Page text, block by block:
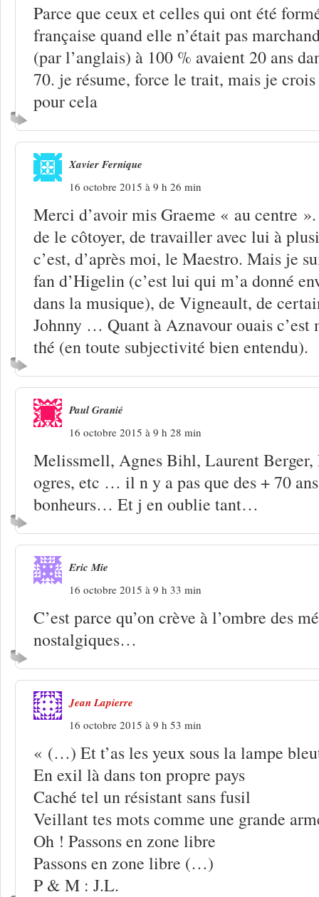
Parce que ceux et celles qui ont été
française quand elle n’était pas
(par l’anglais) à 100 % avaient 20 ans
70. je résume, force le trait, mais je crois
pour cela
Xavier Fernique
16 octobre 2015 à 9 h 26 min
Merci d’avoir mis Graeme « au centre ».
de le côtoyer, de travailler avec lui à
c’est, d’après moi, le Maestro. Mais je
fan d’Higelin (c’est lui qui m’a donné
dans la musique), de Vigneault, de
Johnny … Quant à Aznavour ouais c’est
thé (en toute subjectivité bien entendu).
Paul Granié
16 octobre 2015 à 9 h 28 min
Melissmell, Agnes Bihl, Laurent
ogres, etc … il n y a pas que des + 70
bonheurs… Et j en oublie tant…
Eric Mie
16 octobre 2015 à 9 h 33 min
C’est parce qu’on crève à l’ombre des
nostalgiques…
Jean Lapierre
16 octobre 2015 à 9 h 53 min
« (…) Et t’as les yeux sous la lampe
En exil là dans ton propre pays
Caché tel un résistant sans fusil
Veillant tes mots comme une grande
Oh ! Passons en zone libre
Passons en zone libre (…)
P & M : J.L.